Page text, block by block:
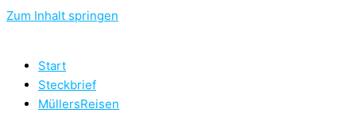
Zum Inhalt springen
Start
Steckbrief
MüllersReisen